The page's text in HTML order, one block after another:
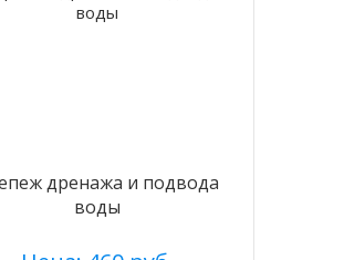
дренажа и подвода
воды